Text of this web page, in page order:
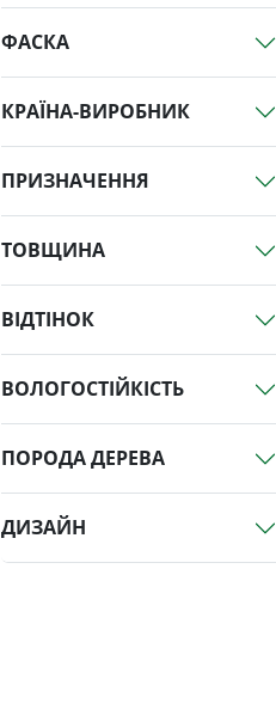
ФАСКА
КРАЇНА-ВИРОБНИК
ПРИЗНАЧЕННЯ
ТОВЩИНА
ВІДТІНОК
ВОЛОГОСТІЙКІСТЬ
ПОРОДА ДЕРЕВА
ДИЗАЙН